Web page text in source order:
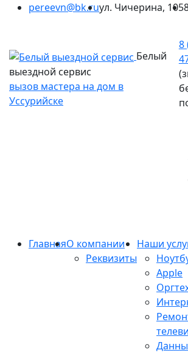
pereevn@bk.ruул. Чичерина, 105
Белый
выездной сервис
вызов мастера на дом в
Уссурийске
8
ГлавнаяО компании
Реквизиты
Наши
Apple